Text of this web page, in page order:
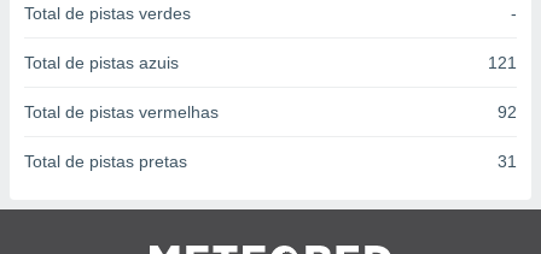
Total de pistas verdes -
Total de pistas azuis 121
Total de pistas vermelhas 92
Total de pistas pretas 31